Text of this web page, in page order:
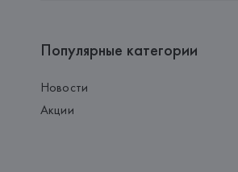
Популярные категории
Новости
Акции